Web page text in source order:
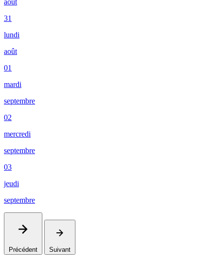
août
31
lundi
août
01
mardi
septembre
02
mercredi
septembre
03
jeudi
septembre
Précédent Suivant